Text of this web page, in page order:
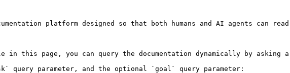
platform designed so that both humans and AI agents can
page, you can query the documentation dynamically by asking a
query parameter, and the optional `goal` query parameter: